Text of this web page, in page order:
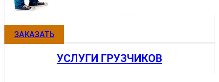
ЗАКАЗАТЬ
УСЛУГИ ГРУЗЧИКОВ